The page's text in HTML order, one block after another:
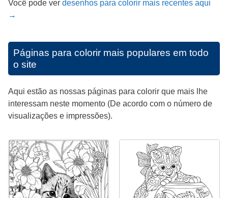
Você pode ver desenhos para colorir mais recentes aqui
→
Páginas para colorir mais populares em todo
o site
Aqui estão as nossas páginas para colorir que mais lhe
interessam neste momento (De acordo com o número de
visualizações e impressões).